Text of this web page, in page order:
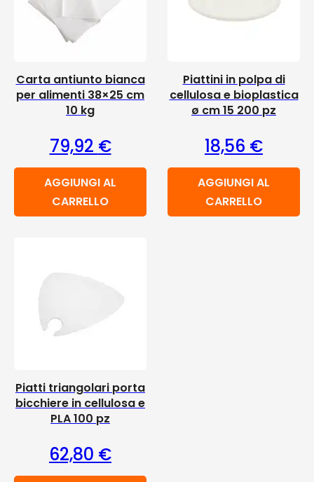
Carta antiunto bianca
per alimenti 38×25 cm
10 kg
79,92 €
AGGIUNGI AL
CARRELLO
Piattini in polpa di
cellulosa e bioplastica
ø cm 15 200 pz
18,56 €
AGGIUNGI AL
CARRELLO
Piatti triangolari porta
bicchiere in cellulosa e
PLA 100 pz
62,80 €